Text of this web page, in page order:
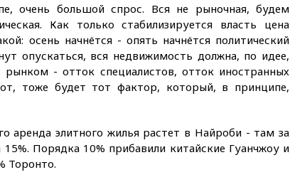
16:35На восстановление
Херсонской области направят
6,8 млрд рублей
16:16The Guardian: ученые
США создали
гипоаллергенных собак
15:35 Два человека погибли
при атаках дронов ВСУ в
очень большой спрос. Вся не рыночная, будем
Как только стабилизируется власть цена
осень начнётся - опять начнётся политический
опускаться, вся недвижимость должна, по идее,
- отток специалистов, отток иностранных
тоже будет тот фактор, который, в принципе,
аренда элитного жилья растет в Найроби - там за
Порядка 10% прибавили китайские Гуанчжоу и
Торонто.